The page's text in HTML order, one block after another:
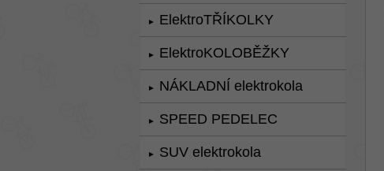
► ElektroTŘÍKOLKY
► ElektroKOLOBĚŽKY
► NÁKLADNÍ elektrokola
► SPEED PEDELEC
► SUV elektrokola